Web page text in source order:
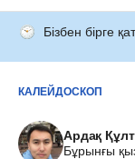
Бізбен бірге
КАЛЕЙДОСКОП
Ардақ
Бұрынғы